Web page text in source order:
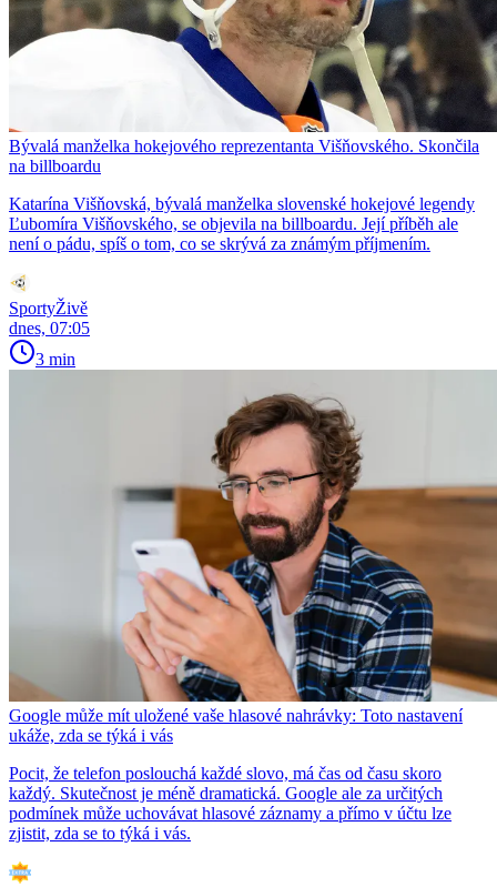
Bývalá manželka hokejového reprezentanta Višňovského. Skončila
na billboardu
Katarína Višňovská, bývalá manželka slovenské hokejové legendy
Ľubomíra Višňovského, se objevila na billboardu. Její příběh ale
není o pádu, spíš o tom, co se skrývá za známým příjmením.
SportyŽivě
dnes, 07:05
3 min
Google může mít uložené vaše hlasové nahrávky: Toto nastavení
ukáže, zda se týká i vás
Pocit, že telefon poslouchá každé slovo, má čas od času skoro
každý. Skutečnost je méně dramatická. Google ale za určitých
podmínek může uchovávat hlasové záznamy a přímo v účtu lze
zjistit, zda se to týká i vás.